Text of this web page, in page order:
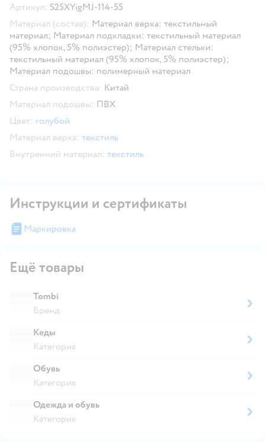
Артикул: S25XYigMJ-114-55
Материал (состав): Материал верха: текстильный
материал; Материал подкладки: текстильный материал
(95% хлопок, 5% полиэстер); Материал стельки:
текстильный материал (95% хлопок, 5% полиэстер);
Материал подошвы: полимерный материал
Страна производства: Китай
Материал подошвы: ПВХ
Цвет: голубой
Материал верха: текстиль
Внутренний материал: текстиль
Инструкции и сертификаты
Маркировка
Ещё товары
Tombi
Бренд
Кеды
Категория
Обувь
Категория
Одежда и обувь
Категория